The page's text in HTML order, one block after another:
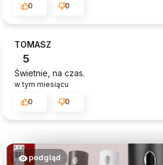
0
0
TOMASZ
5
Świetnie, na czas.
w tym miesiącu
0
0
podgląd